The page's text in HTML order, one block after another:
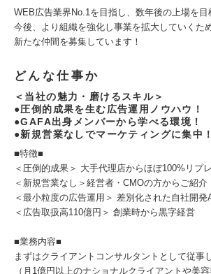
WEB広告業界No.1を目指し、数年後の上場を
今後、より組織を強化し事業を拡大していくた
新たな仲間を募集しています！
どんな仕事か
＜当社の魅力・磨けるスキル＞
●圧倒的成果を生む広告運用ノウハウ！
●GAFA出身メンバーから学べる環境！
●新規営業なしでマーケティングに集中！
■特徴■
＜圧倒的成果＞ 大手代理店からほぼ100%リプ
＜新規営業なし＞経営者・CMOの方からご紹介
＜最小粒度の広告運用＞ 差別化された自社開
＜広告取扱高110億円＞ 創業時から黒字経営
■業務内容■
まずはクライアントコンサルタントとして従事
（月1億円以上のナショナルクライアントや美